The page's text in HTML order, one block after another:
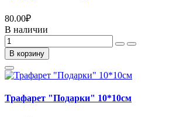
80.00₽
В наличии
В корзину
Трафарет "Подарки" 10*10см